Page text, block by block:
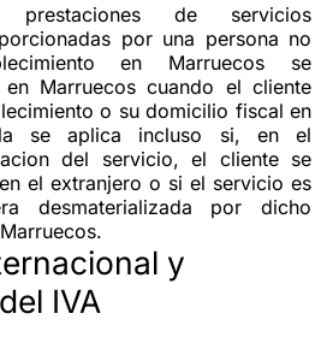
de servicios
por una persona no
en Marruecos se
en Marruecos cuando el cliente
o su domicilio fiscal en
se aplica incluso si, en el
del servicio, el cliente se
el extranjero o si el servicio es
desmaterializada por dicho
y
IVA